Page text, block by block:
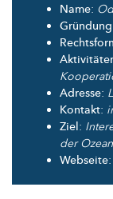
Name:
Gründung
Adresse:
Kontakt:
Ziel:
der
Webseite: